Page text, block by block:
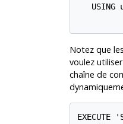
USING
Notez que
voulez
chaîne de
EXECUTE